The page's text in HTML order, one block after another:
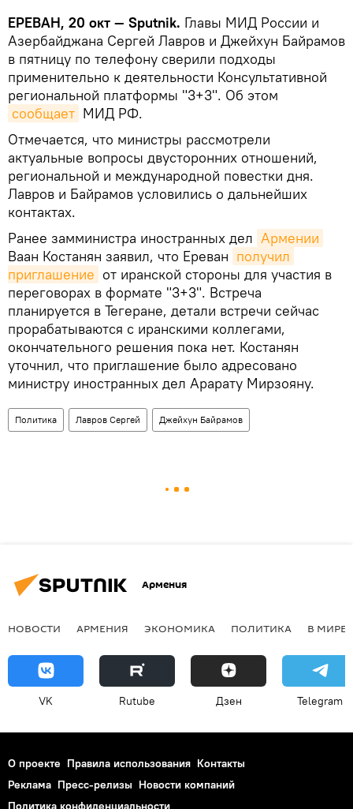
ЕРЕВАН, 20 окт — Sputnik. Главы МИД России и
Азербайджана Сергей Лавров и Джейхун Байрамов
в пятницу по телефону сверили подходы
применительно к деятельности Консультативной
региональной платформы "3+3". Об этом
сообщает МИД РФ.
Отмечается, что министры рассмотрели
актуальные вопросы двусторонних отношений,
региональной и международной повестки дня.
Лавров и Байрамов условились о дальнейших
контактах.
Ранее замминистра иностранных дел Армении
Ваан Костанян заявил, что Ереван получил
приглашение от иранской стороны для участия в
переговорах в формате "3+3". Встреча
планируется в Тегеране, детали встречи сейчас
прорабатываются с иранскими коллегами,
окончательного решения пока нет. Костанян
уточнил, что приглашение было адресовано
министру иностранных дел Арарату Мирзояну.
Политика Лавров Сергей Джейхун Байрамов
Армения
НОВОСТИ АРМЕНИЯ ЭКОНОМИКА ПОЛИТИКА В МИРЕ
VK Rutube Дзен Telegram
О проекте Правила использования Контакты
Реклама Пресс-релизы Новости компаний
Политика конфиденциальности